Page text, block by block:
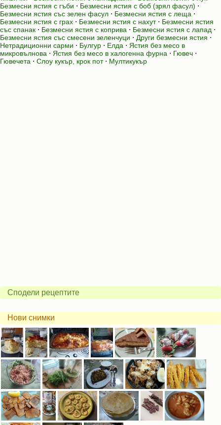
Безмесни ястия с гъби ⋅ Безмесни ястия с боб (зрял фасул) ⋅
Безмесни ястия със зелен фасул ⋅ Безмесни ястия с леща ⋅
Безмесни ястия с грах ⋅ Безмесни ястия с нахут⋅ Безмесни ястия
със спанак ⋅ Безмесни ястия с коприва ⋅ Безмесни ястия с лапад ⋅
Безмесни ястия със смесени зеленчуци ⋅ Други безмесни ястия ⋅
Нетрадиционни сарми ⋅ Булгур ⋅ Елда ⋅ Ястия без месо в
микровълнова ⋅ Ястия без месо в халогенна фурна ⋅ Гювеч ⋅
Гювечета ⋅ Слоу кукър, крок пот⋅ Мултикукър
Сподели рецептите
Нови снимки